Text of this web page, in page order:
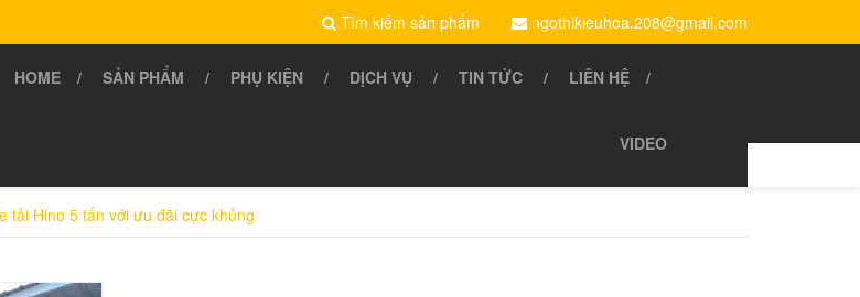
Tìm kiếm sản phẩm ngothikieuhoa.208@gmail.com
HOME SẢN PHẨM PHỤ KIỆN DỊCH VỤ TIN TỨC LIÊN HỆ
VIDEO
tải Hino 5 tấn với ưu đãi cực khủng